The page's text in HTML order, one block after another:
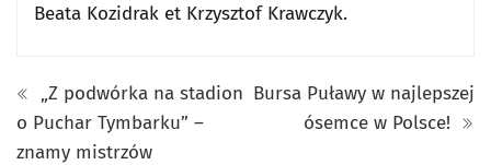
Beata Kozidrak et Krzysztof Krawczyk.
„Z podwórka na stadion
o Puchar Tymbarku” –
znamy mistrzów
Bursa Puławy w najlepszej
ósemce w Polsce!